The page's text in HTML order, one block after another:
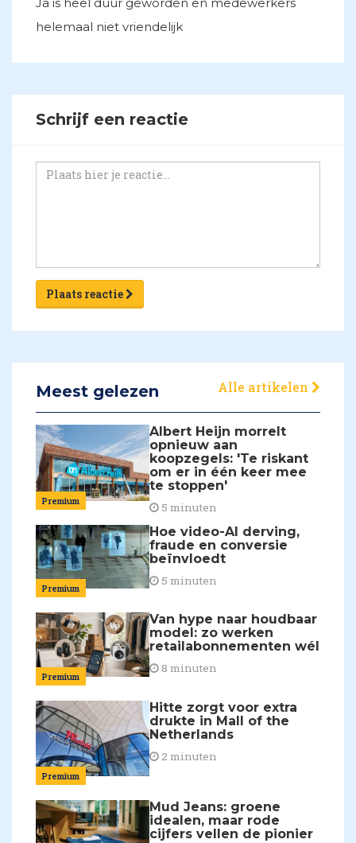
Ja is heel duur geworden en medewerkers
helemaal niet vriendelijk
Schrijf een reactie
Plaats reactie
Meest gelezen Alle artikelen
Premium
Albert Heijn morrelt
opnieuw aan
koopzegels: 'Te riskant
om er in één keer mee
te stoppen'
5 minuten
Premium
Hoe video-AI derving,
fraude en conversie
beïnvloedt
5 minuten
Premium
Van hype naar houdbaar
model: zo werken
retailabonnementen wél
8 minuten
Premium
Hitte zorgt voor extra
drukte in Mall of the
Netherlands
2 minuten
Mud Jeans: groene
idealen, maar rode
cijfers vellen de pionier